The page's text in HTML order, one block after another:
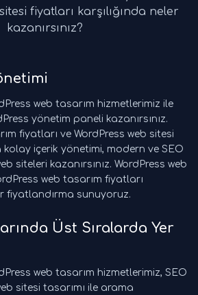
fiyatları karşılığında neler
kazanırsınız?
web tasarım hizmetlerimiz ile
yönetim paneli kazanırsınız.
fiyatları ve WordPress web sitesi
kolay içerik yönetimi, modern ve SEO
siteleri kazanırsınız. WordPress web
web tasarım fiyatları
fiyatlandırma sunuyoruz.
Üst Sıralarda Yer
web tasarım hizmetlerimiz, SEO
sitesi tasarımı ile arama